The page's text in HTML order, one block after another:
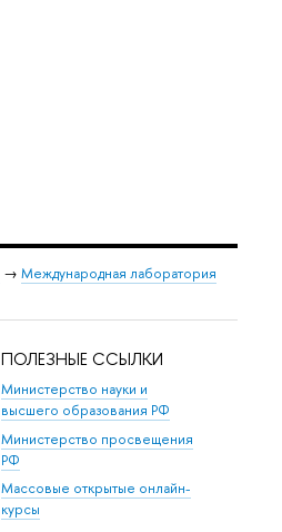
→ Международная лаборатория
ПОЛЕЗНЫЕ ССЫЛКИ
Министерство науки и
высшего образования РФ
Министерство просвещения
РФ
Массовые открытые онлайн-
курсы